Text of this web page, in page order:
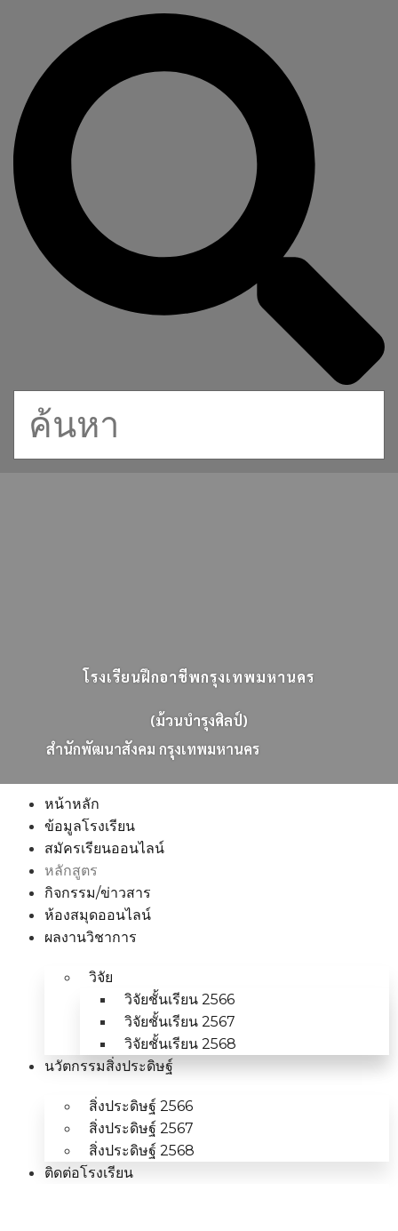
โรงเรียนฝึกอาชีพกรุงเทพมหานคร
(ม้วนบำรุงศิลป์)
สนกพฒนาสงคม กรงเทพมหานคร
หน้าหลัก
ข้อมูลโรงเรียน
สมัครเรียนออนไลน์
หลักสูตร
กิจกรรม/ข่าวสาร
ห้องสมุดออนไลน์
ผลงานวิชาการ
วิจัย
วิจัยชั้นเรียน 2566
วิจัยชั้นเรียน 2567
วิจัยชั้นเรียน 2568
นวัตกรรมสิ่งประดิษฐ์
สิ่งประดิษฐ์ 2566
สิ่งประดิษฐ์ 2567
สิ่งประดิษฐ์ 2568
ติดต่อโรงเรียน